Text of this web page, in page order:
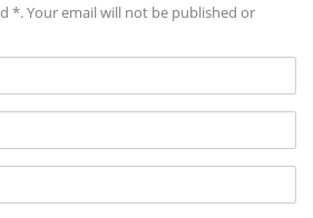
*. Your email will not be published or